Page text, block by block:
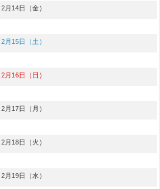
2月14日（金）
2月15日（土）
2月16日（日）
2月17日（月）
2月18日（火）
2月19日（水）